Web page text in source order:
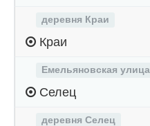
деревня Краи
Краи
Емельяновская улица
Селец
деревня Селец